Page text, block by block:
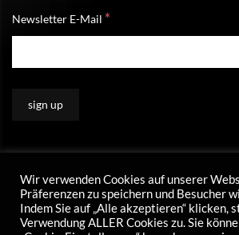
Newsletter E-Mail *
Wir verwenden Cookies auf unserer
Präferenzen zu speichern und Besucher
Indem Sie auf „Alle akzeptieren“ klicken,
Verwendung ALLER Cookies zu. Sie